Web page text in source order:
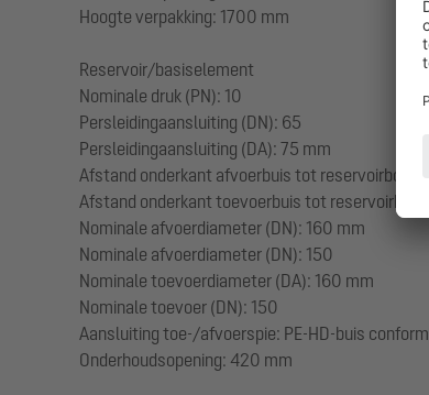
Hoogte verpakking: 1700 mm
Reservoir/basiselement
Nominale druk (PN): 10
Persleidingaansluiting (DN): 65
Persleidingaansluiting (DA): 75 mm
Afstand onderkant afvoerbuis tot
Afstand onderkant toevoerbuis tot
Nominale afvoerdiameter (DN): 160 mm
Nominale afvoerdiameter (DN): 150
Nominale toevoerdiameter (DA): 160 mm
Nominale toevoer (DN): 150
Aansluiting toe-/afvoerspie: PE-HD-buis
Onderhoudsopening: 420 mm